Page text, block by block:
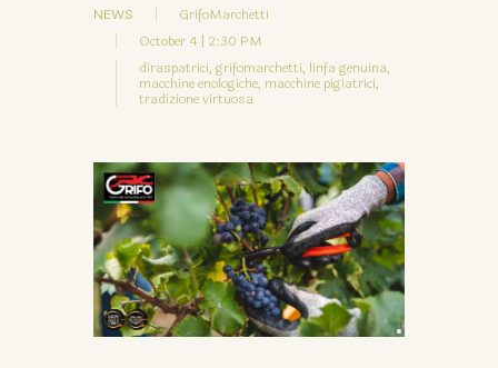
NEWS
GrifoMarchetti
October 4 | 2:30 PM
diraspatrici, grifomarchetti, linfa genuina,
macchine enologiche, macchine pigiatrici,
tradizione virtuosa